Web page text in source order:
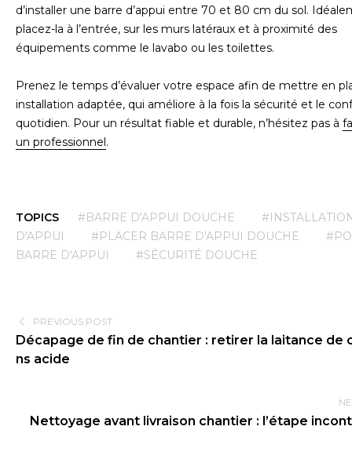
d’installer une barre d’appui entre 70 et 80 cm du sol.
placez-la à l’entrée, sur les murs latéraux et à proximité des
équipements comme le lavabo ou les toilettes.
Prenez le temps d’évaluer votre espace afin de mettre en
installation adaptée, qui améliore à la fois la sécurité et le
quotidien. Pour un résultat fiable et durable, n’hésitez pas à
un professionnel.
TOPICS #BARRE D'APPUI DOUCHE
D'APPUI
#PLACER BARRE D'APPUI DOUCHE
BARRE D'APPUI
#SÉCURITÉ DOUCHE
PREVIOUS POST
Décapage de fin de chantier : retirer la laitance de
ns acide
Nettoyage avant livraison chantier : l’étape